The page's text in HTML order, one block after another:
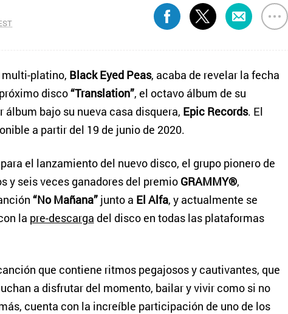
platino, Black Eyed Peas, acaba de revelar la fecha
disco“Translation”, el octavo álbum de su
bajo su nueva casa disquera, Epic Records. El
a partir del 19 de junio de 2020.
el lanzamiento del nuevo disco, el grupo pionero de
y seis veces ganadores del premio GRAMMY®,
“No Mañana”junto a El Alfa, y actualmente se
la pre-descarga del disco en todas las plataformas
que contiene ritmos pegajosos y cautivantes, que
a disfrutar del momento, bailar y vivir como si no
cuenta con la increíble participación de uno de los